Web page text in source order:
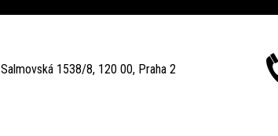
Salmovská 1538/8, 120 00, Praha 2